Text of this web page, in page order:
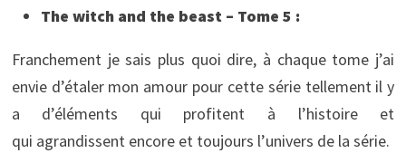
The witch and the beast – Tome 5 :
Franchement je sais plus quoi dire, à chaque tome j’ai
envie d’étaler mon amour pour cette série tellement il y
a d’éléments qui profitent à l’histoire et
qui agrandissent encore et toujours l’univers de la série.